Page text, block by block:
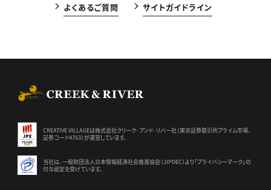
よくあるご質問 サイトガイドライン
CREATIVE VILLAGEは株式会社クリーク･アンド･リバー社（東京証券取引所プライム市場、
証券コード4763）が運営しています。
当社は、一般財団法人日本情報経済社会推進協会（JIPDEC）より 「プライバシーマーク」の
付与認定を受けています。